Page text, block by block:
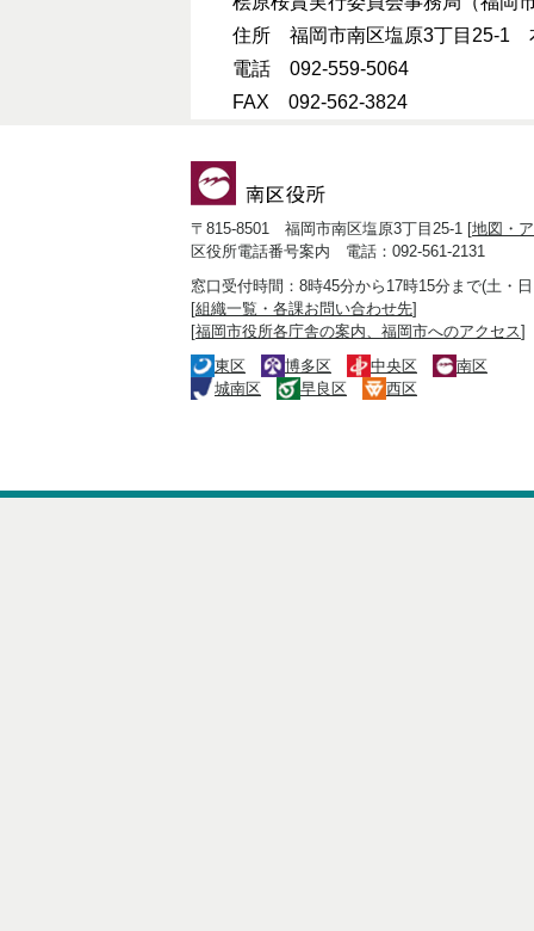
住所 福岡市南区塩原3丁目25-1
電話 092-559-5064
FAX 092-562-3824
〒815-8501 福岡市南区塩原3丁目25-1 [地図・
区役所電話番号案内 電話：092-561-2131
窓口受付時間：8時45分から17時15分まで(土・
[組織一覧・各課お問い合わせ先]
[福岡市役所各庁舎の案内、福岡市へのアクセス]
東区
博多区 中央区
南区
城南区
早良区 西区